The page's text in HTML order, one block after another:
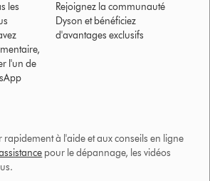
les
l'un de
Rejoignez la communauté
Dyson et bénéficiez
d'avantages exclusifs
rapidement à l'aide et aux conseils en ligne
pour le dépannage, les vidéos